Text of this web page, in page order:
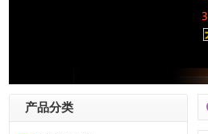
产品分类